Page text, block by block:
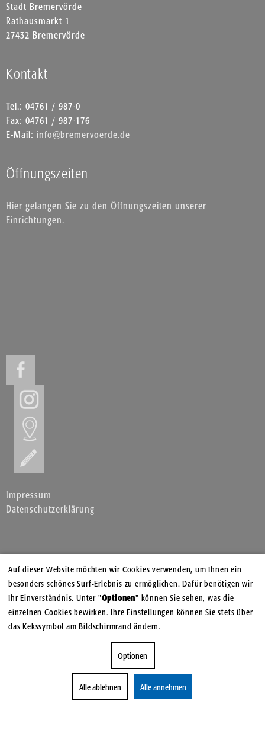
Stadt Bremervörde
Rathausmarkt 1
27432 Bremervörde
Kontakt
Tel.: 04761 / 987-0
Fax: 04761 / 987-176
E-Mail: info@bremervoerde.de
Öffnungszeiten
Hier gelangen Sie zu den Öffnungszeiten unserer
Einrichtungen.
Impressum
Datenschutzerklärung
Auf dieser Website möchten wir Cookies verwenden, um Ihnen ein
besonders schönes Surf-Erlebnis zu ermöglichen. Dafür benötigen wir
Ihr Einverständnis. Unter "Optionen" können Sie sehen, was die
einzelnen Cookies bewirken. Ihre Einstellungen können Sie stets über
das Kekssymbol am Bildschirmrand ändern.
Optionen
Alle ablehnen Alle annehmen